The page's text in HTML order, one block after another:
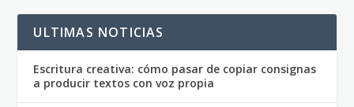
ULTIMAS NOTICIAS
Escritura creativa: cómo pasar de copiar consignas
a producir textos con voz propia